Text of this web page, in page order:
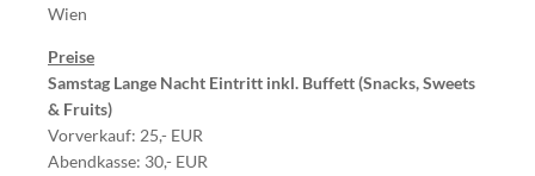
Wien
Preise
Samstag Lange Nacht Eintritt inkl. Buffett (Snacks, Sweets
& Fruits)
Vorverkauf: 25,- EUR
Abendkasse: 30,- EUR